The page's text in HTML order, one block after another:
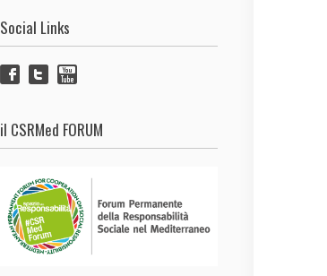
Social Links
il CSRMed FORUM